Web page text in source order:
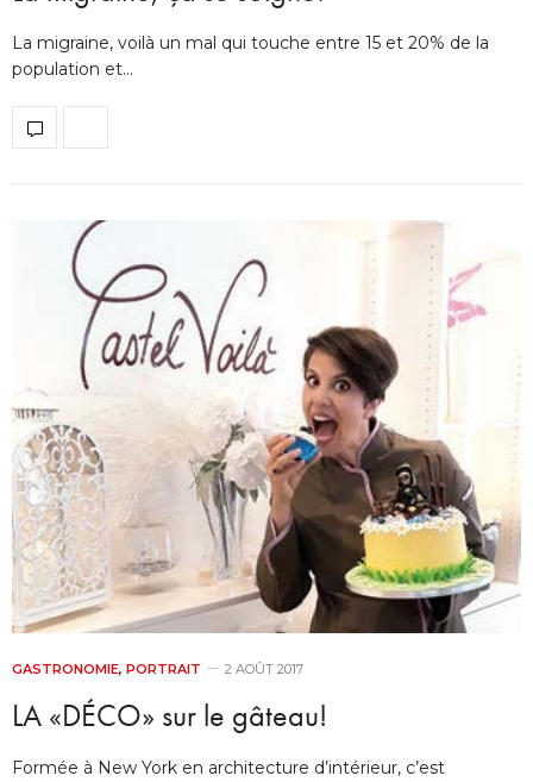
La migraine, voilà un mal qui touche entre 15 et 20% de la
population et…
GASTRONOMIE, PORTRAIT 2 AOÛT 2017
LA «DÉCO» sur le gâteau!
Formée à New York en architecture d’intérieur, c’est